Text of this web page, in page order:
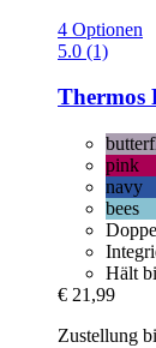
4 Optionen
5.0 (1)
Thermos
pink
navy
bees
Hält
€ 21,99
Zustellung